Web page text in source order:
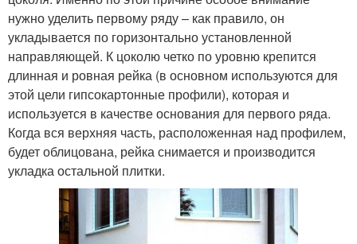
нужно уделить первому ряду – как правило, он
укладывается по горизонтально установленной
направляющей. К цоколю четко по уровню крепится
длинная и ровная рейка (в основном используются для
этой цели гипсокартонные профили), которая и
используется в качестве основания для первого ряда.
Когда вся верхняя часть, расположенная над профилем,
будет облицована, рейка снимается и производится
укладка остальной плитки.